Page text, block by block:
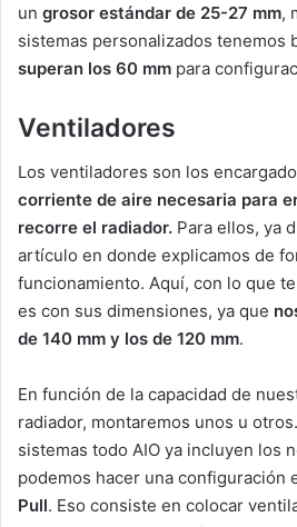
un grosor estándar de 25-27 mm,
sistemas personalizados tenemos
superan los 60 mm para
Ventiladores
Los ventiladores son los
corriente de aire necesaria para
recorre el radiador. Para ellos, ya
artículo en donde explicamos de
funcionamiento. Aquí, con lo que
es con sus dimensiones, ya que
de 140 mm y los de 120 mm.
En función de la capacidad de
radiador, montaremos unos u
sistemas todo AIO ya incluyen los
podemos hacer una configuración
Pull. Eso consiste en colocar